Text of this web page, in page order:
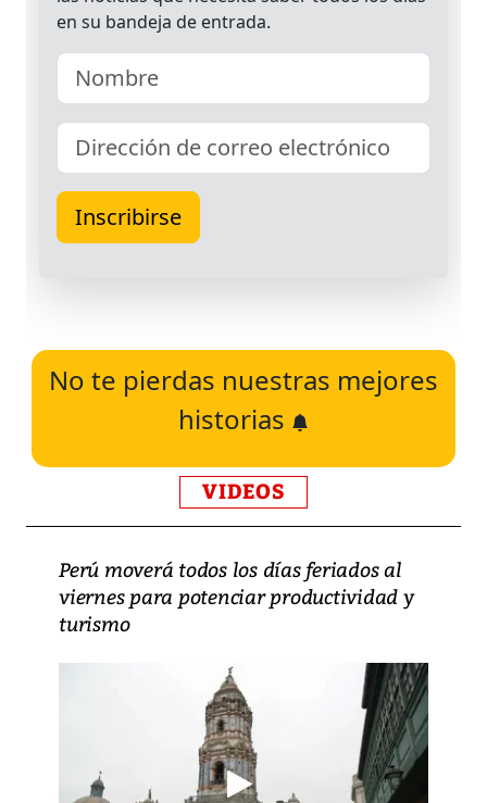
No te pierdas nuestras mejores
historias
VIDEOS
Perú moverá todos los días feriados al
viernes para potenciar productividad y
turismo